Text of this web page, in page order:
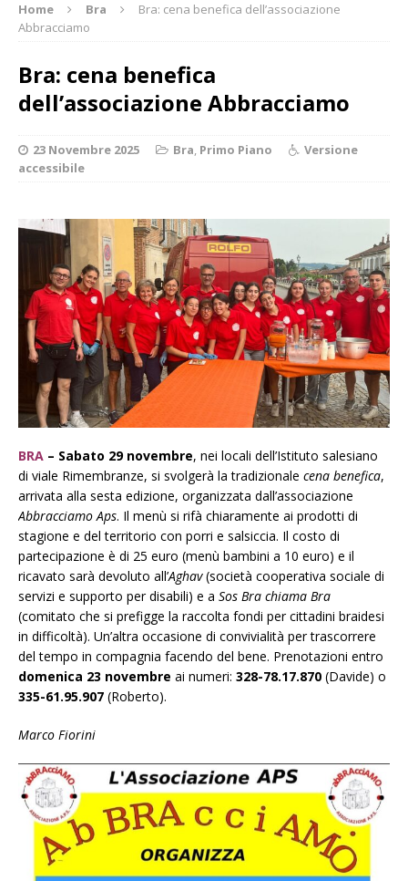
Home Bra
Bra: cena benefica dell’associazione
Abbracciamo
Bra: cena benefica
dell’associazione Abbracciamo
23 Novembre 2025 Bra, Primo Piano
Versione
accessibile
BRA – Sabato 29 novembre, nei locali dell’Istituto salesiano
di viale Rimembranze, si svolgerà la tradizionale cena benefica,
arrivata alla sesta edizione, organizzata dall’associazione
Abbracciamo Aps. Il menù si rifà chiaramente ai prodotti di
stagione e del territorio con porri e salsiccia. Il costo di
partecipazione è di 25 euro (menù bambini a 10 euro) e il
ricavato sarà devoluto all’Aghav(società cooperativa sociale di
servizi e supporto per disabili) e a Sos Bra chiama Bra
(comitato che si prefigge la raccolta fondi per cittadini braidesi
in difficoltà). Un’altra occasione di convivialità per trascorrere
del tempo in compagnia facendo del bene. Prenotazioni entro
domenica 23 novembre ai numeri: 328-78.17.870 (Davide) o
335-61.95.907 (Roberto).
Marco Fiorini